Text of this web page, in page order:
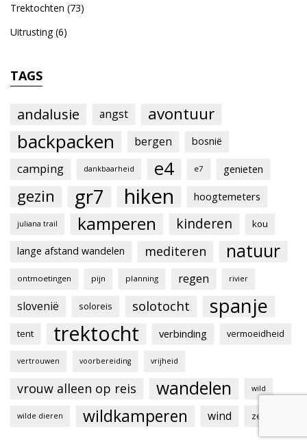
Trektochten (73)
Uitrusting(6)
TAGS
andalusie angst avontuur
backpacken bergen bosnië
camping dankbaarheid e4 e7 genieten
gezin gr7 hiken hoogtemeters
juliana trail kamperen kinderen kou
lange afstand wandelen mediteren natuur
ontmoetingen pijn planning regen rivier
slovenië soloreis solotocht spanje
tent trektocht verbinding vermoeidheid
vertrouwen voorbereiding vrijheid
vrouw alleen op reis wandelen wild
wilde dieren wildkamperen wind zen